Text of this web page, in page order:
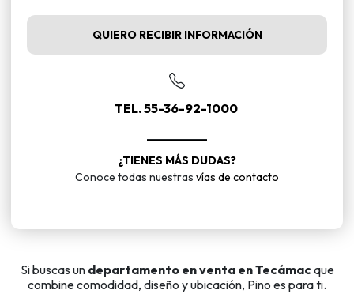
QUIERO RECIBIR INFORMACIÓN
TEL. 55-36-92-1000
¿TIENES MÁS DUDAS?
Conoce todas nuestras vías de contacto
Si buscas un departamento en venta en Tecámacque
combine comodidad, diseño y ubicación, Pino es para ti.